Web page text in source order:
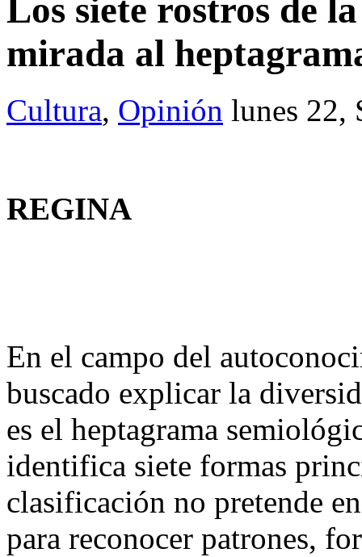
Los siete rostros de
mirada al
Cultura, Opinión lunes 22,
REGINA
En el campo del
buscado explicar la
es el heptagrama
identifica siete formas
clasificación no pretende
para reconocer patrones,